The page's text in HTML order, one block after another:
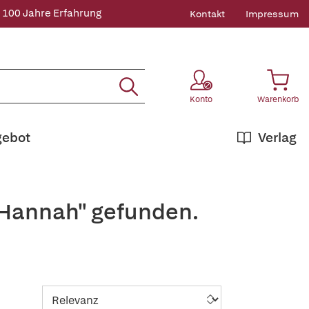
100 Jahre Erfahrung Kontakt Impressum
Konto Warenkorb
Verlag
gefunden.